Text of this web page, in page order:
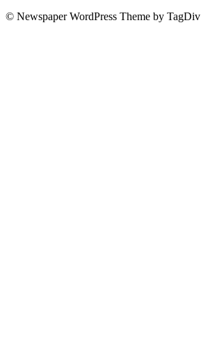
© Newspaper WordPress Theme by TagDiv